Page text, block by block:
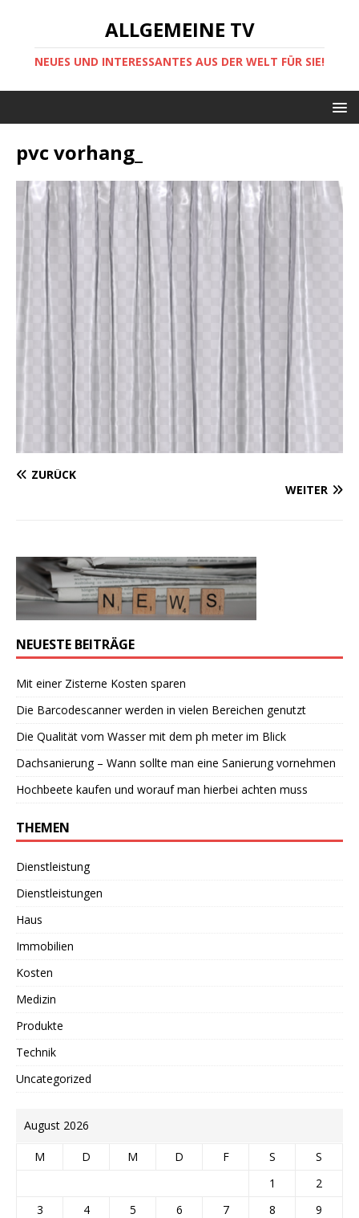
ALLGEMEINE TV
NEUES UND INTERESSANTES AUS DER WELT FÜR SIE!
pvc vorhang_
ZURÜCK
WEITER
NEUESTE BEITRÄGE
Mit einer Zisterne Kosten sparen
Die Barcodescanner werden in vielen Bereichen genutzt
Die Qualität vom Wasser mit dem ph meter im Blick
Dachsanierung – Wann sollte man eine Sanierung vornehmen
Hochbeete kaufen und worauf man hierbei achten muss
THEMEN
Dienstleistung
Dienstleistungen
Haus
Immobilien
Kosten
Medizin
Produkte
Technik
Uncategorized
August 2026
M D M D F S
S
1
2
3
4 5 6 7 8
9